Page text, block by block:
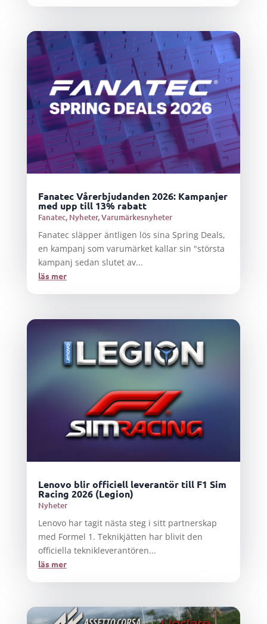
Fanatec Vårerbjudanden 2026: Kampanjer
med upp till 13% rabatt
Fanatec, Nyheter,Varumärkesnyheter
Fanatec släpper äntligen lös sina Spring Deals,
en kampanj som varumärket kallar sin "största
kampanj sedan slutet av...
läs mer
Lenovo blir officiell leverantör till F1 Sim
Racing 2026 (Legion)
Nyheter
Lenovo har tagit nästa steg i sitt partnerskap
med Formel 1. Teknikjätten har blivit den
officiella teknikleverantören...
läs mer